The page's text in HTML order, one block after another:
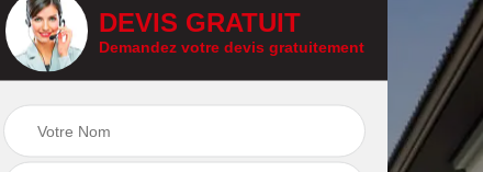
Peinture Extérieure
Peinture
Ferronnerie 87
Haute-Vienne
DEVIS GRATUIT
Demandez votre devis gratuitement